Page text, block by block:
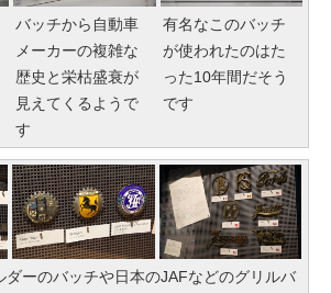
バッチから自動車
メーカーの複雑な
歴史と栄枯盛衰が
見えてくるようで
す
有名なこのバッチ
が使われたのはた
った10年間だそう
です
ダーのバッチや日本のJAFなどのグリルバ